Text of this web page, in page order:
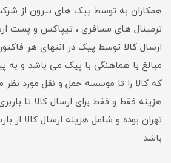
همکاران به توسط پیک های بیرون از
ترمینال های مسافری ، تیپاکس و پست
ارسال کالا توسط پیک در انتهای هر
مبالغ با هماهنگی با پیک می باشد و به
که کالا را تا موسسه حمل و نقل مورد
هزینه فقط و فقط برای ارسال کالا تا
تهران بوده و شامل هزینه ارسال کالا از
باشد .